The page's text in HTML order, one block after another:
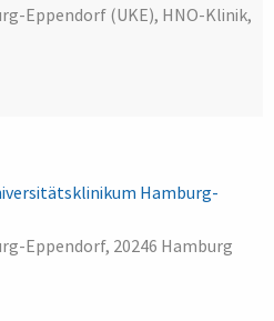
Eppendorf (UKE), HNO-Klinik,
Hamburg-
Eppendorf, 20246 Hamburg